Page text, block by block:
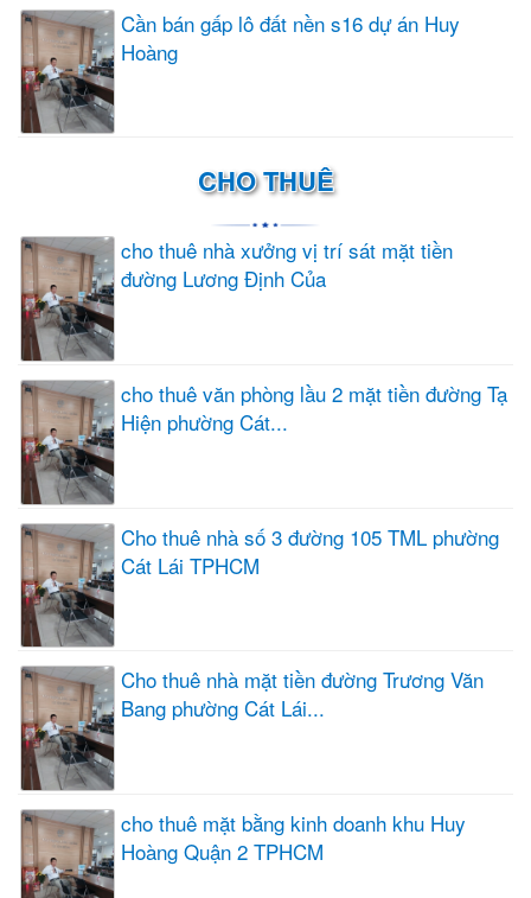
Cần bán gấp lô đất nền s16 dự án Huy
Hoàng
CHO THUÊ
cho thuê nhà xưởng vị trí sát mặt tiền
đường Lương Định Của
cho thuê văn phòng lầu 2 mặt tiền đường Tạ
Hiện phường Cát...
Cho thuê nhà số 3 đường 105 TML phường
Cát Lái TPHCM
Cho thuê nhà mặt tiền đường Trương Văn
Bang phường Cát Lái...
cho thuê mặt bằng kinh doanh khu Huy
Hoàng Quận 2 TPHCM